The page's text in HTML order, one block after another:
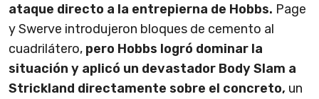
ataque directo a la entrepierna de Hobbs. Page
y Swerve introdujeron bloques de cemento al
cuadrilátero, pero Hobbs logró dominar la
situación y aplicó un devastador Body Slam a
Strickland directamente sobre el concreto, un